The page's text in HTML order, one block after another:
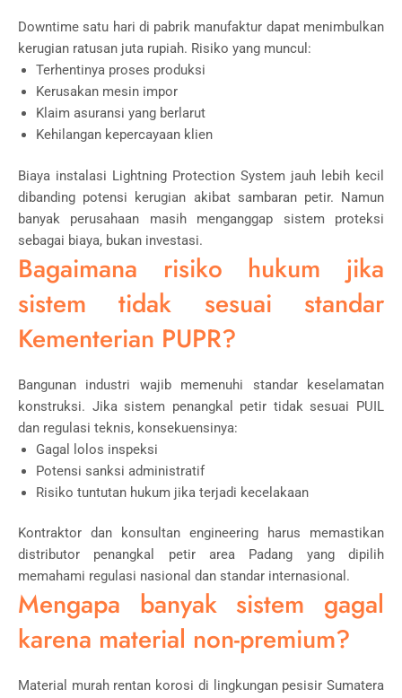
Downtime satu hari di pabrik manufaktur dapat menimbulkan
kerugian ratusan juta rupiah. Risiko yang muncul:
Terhentinya proses produksi
Kerusakan mesin impor
Klaim asuransi yang berlarut
Kehilangan kepercayaan klien
Biaya instalasi Lightning Protection System jauh lebih kecil
dibanding potensi kerugian akibat sambaran petir. Namun
banyak perusahaan masih menganggap sistem proteksi
sebagai biaya, bukan investasi.
Bagaimana risiko hukum jika
sistem tidak sesuai standar
Kementerian PUPR?
Bangunan industri wajib memenuhi standar keselamatan
konstruksi. Jika sistem penangkal petir tidak sesuai PUIL
dan regulasi teknis, konsekuensinya:
Gagal lolos inspeksi
Potensi sanksi administratif
Risiko tuntutan hukum jika terjadi kecelakaan
Kontraktor dan konsultan engineering harus memastikan
distributor penangkal petir area Padang yang dipilih
memahami regulasi nasional dan standar internasional.
Mengapa banyak sistem gagal
karena material non-premium?
Material murah rentan korosi di lingkungan pesisir Sumatera